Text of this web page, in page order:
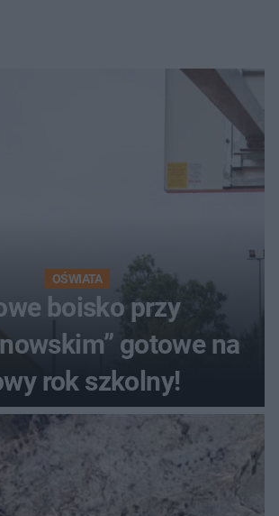
OŚWIATA
boisko przy
gotowe na
rok szkolny!